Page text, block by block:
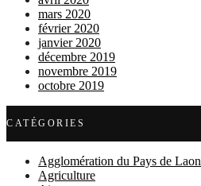
mars 2020
février 2020
janvier 2020
décembre 2019
novembre 2019
octobre 2019
CATÉGORIES
Agglomération du Pays de Laon
Agriculture